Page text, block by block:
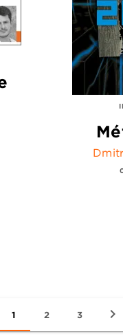
1 2 3 chevron_right